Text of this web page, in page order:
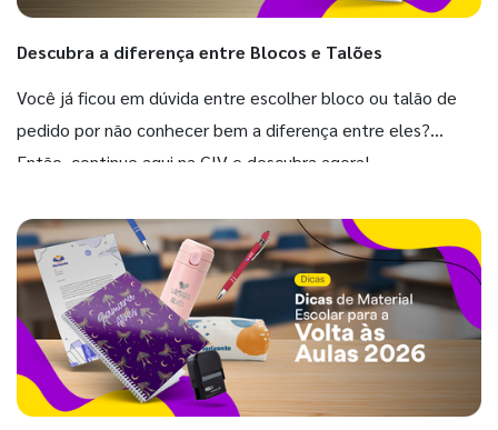
Descubra a diferença entre Blocos e Talões
Você já ficou em dúvida entre escolher bloco ou talão de
pedido por não conhecer bem a diferença entre eles?
Então, continue aqui na GIV e descubra agora!